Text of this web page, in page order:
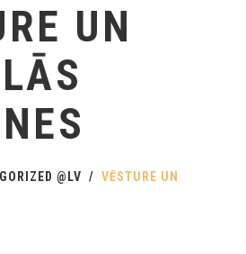
UN
@LV
VĒSTURE UN